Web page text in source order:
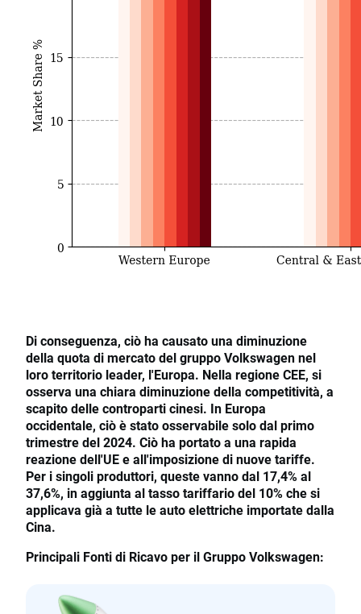
Di conseguenza, ciò ha causato una diminuzione
della quota di mercato del gruppo Volkswagen nel
loro territorio leader, l'Europa. Nella regione CEE, si
osserva una chiara diminuzione della competitività, a
scapito delle controparti cinesi. In Europa
occidentale, ciò è stato osservabile solo dal primo
trimestre del 2024. Ciò ha portato a una rapida
reazione dell'UE e all'imposizione di nuove tariffe.
Per i singoli produttori, queste vanno dal 17,4% al
37,6%, in aggiunta al tasso tariffario del 10% che si
applicava già a tutte le auto elettriche importate dalla
Cina.
Principali Fonti di Ricavo per il Gruppo Volkswagen: